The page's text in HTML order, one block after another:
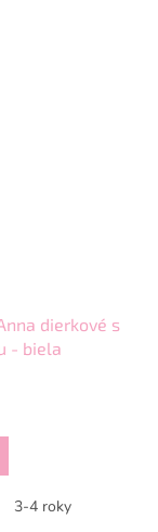
dierkové s
- biela
3-4 roky